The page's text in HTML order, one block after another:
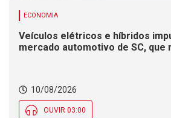
ECONOMIA
Veículos elétricos e híbridos
mercado automotivo de SC, que
10/08/2026
OUVIR 03:00